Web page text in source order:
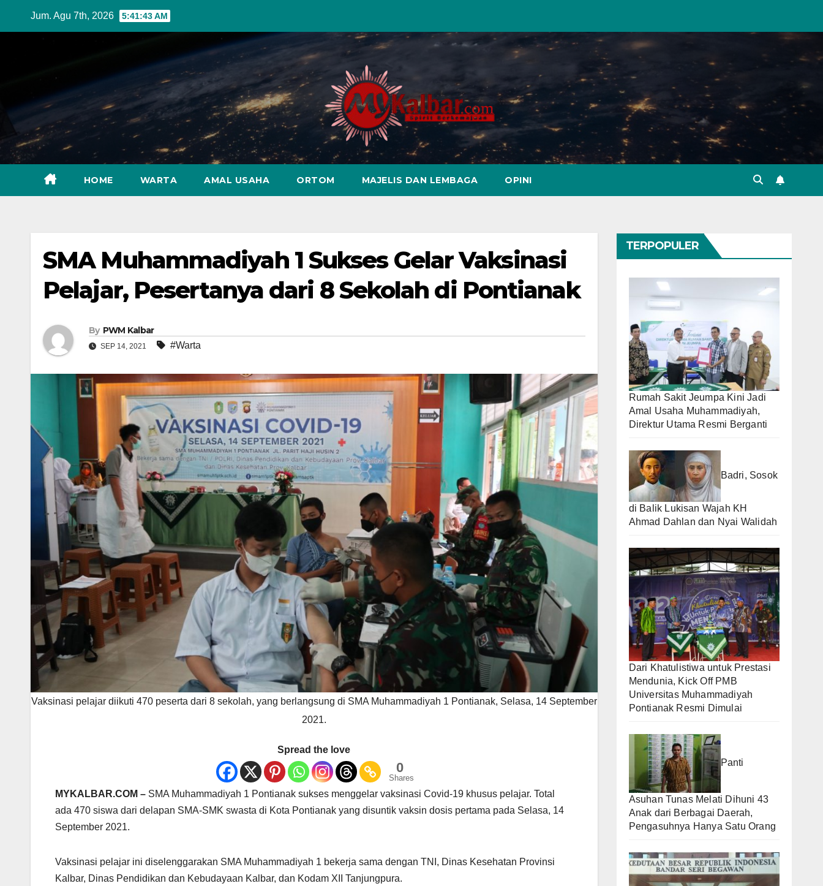
Jum. Agu 7th, 2026 5:41:45 AM
HOME WARTA AMAL USAHA ORTOM MAJELIS DAN LEMBAGA OPINI
SMA Muhammadiyah 1 Sukses Gelar Vaksinasi
Pelajar, Pesertanya dari 8 Sekolah di Pontianak
By PWM Kalbar
SEP 14, 2021 #Warta
Vaksinasi pelajar diikuti 470 peserta dari 8 sekolah, yang berlangsung di SMA Muhammadiyah 1 Pontianak, Selasa, 14 September
2021.
Spread the love
0
Shares
MYKALBAR.COM – SMA Muhammadiyah 1 Pontianak sukses menggelar vaksinasi Covid-19 khusus pelajar. Total
ada 470 siswa dari delapan SMA-SMK swasta di Kota Pontianak yang disuntik vaksin dosis pertama pada Selasa, 14
September 2021.
Vaksinasi pelajar ini diselenggarakan SMA Muhammadiyah 1 bekerja sama dengan TNI, Dinas Kesehatan Provinsi
Kalbar, Dinas Pendidikan dan Kebudayaan Kalbar, dan Kodam XII Tanjungpura.
TERPOPULER
Rumah Sakit Jeumpa Kini Jadi
Amal Usaha Muhammadiyah,
Direktur Utama Resmi Berganti
Badri, Sosok
di Balik Lukisan Wajah KH
Ahmad Dahlan dan Nyai Walidah
Dari Khatulistiwa untuk Prestasi
Mendunia, Kick Off PMB
Universitas Muhammadiyah
Pontianak Resmi Dimulai
Panti
Asuhan Tunas Melati Dihuni 43
Anak dari Berbagai Daerah,
Pengasuhnya Hanya Satu Orang